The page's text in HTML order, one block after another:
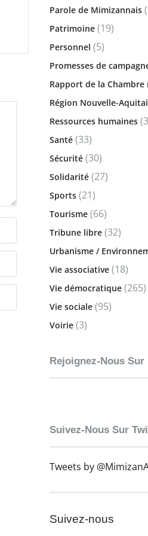
Parole de Mimizannais
Patrimoine (19)
Personnel (5)
Promesses de
Rapport de la
Région Nouvelle-
Ressources humaines
Santé (33)
Sécurité (30)
Solidarité (27)
Sports (21)
Tourisme (66)
Tribune libre (32)
Urbanisme /
Vie associative (18)
Vie démocratique (265)
Vie sociale (95)
Voirie (3)
Rejoignez-Nous Sur
Suivez-Nous Sur
Tweets by
Suivez-nous